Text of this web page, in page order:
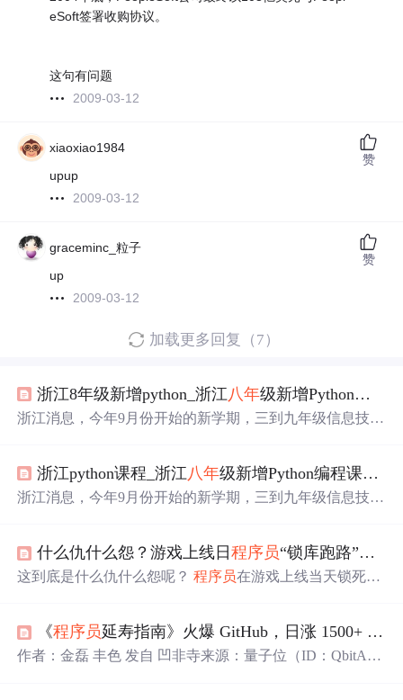
eSoft签署收购协议。
这句有问题
2009-03-12
xiaoxiao1984
upup
2009-03-12
赞
graceminc_粒子
up
2009-03-12
赞
加载更多回复（7）
浙江8年级新增python_浙江 八年级新增Python编程课程
浙江消息，今年9月份开始的新学期，三到九年级信息技术
据、人工智能、程序设计与算法按照教材规划五六年级开
始接触。不得不说，在“少儿编程”这条路上，浙江省算是
息技术(含编程)正式纳入高考...
浙江python课程_浙江 八年级新增Python编程课程！是谁将少儿编程推上风口？
浙江消息，今年9月份开始的新学期，三到九年级信息技术
据、人工智能、程序设计与算法按照教材规划五六年级开
始接触。不得不说，在“少儿编程”这条路上，浙江省算是
息技术(含编程)正式纳入高考...
什么仇什么怨？游戏上线日程序员“锁库跑路”，致公司破产解散
这到底是什么仇什么怨呢？程序员在游戏上线当天锁死服
戏上线测试当天（2017年12月15日），锁死服务器与电
脑，并恶意失踪，致公司损失惨重。 这大概就是现实版的
《程序员延寿指南》火爆 GitHub，日涨 1500+ 星，优秀 ！
作者：金磊 丰色 发自 凹非寺来源：量子位（ID：QbitA